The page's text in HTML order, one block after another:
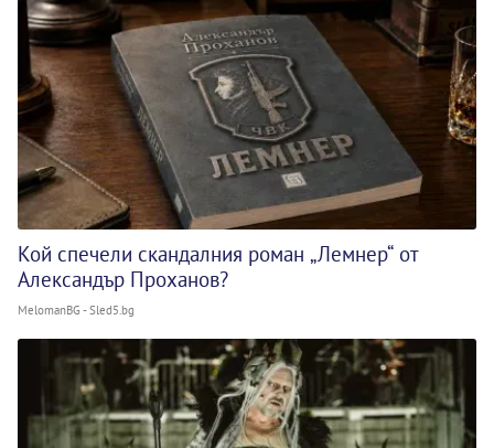
Кой спечели скандалния роман „Лемнер“ от
Александър Проханов?
MelomanBG - Sled5.bg